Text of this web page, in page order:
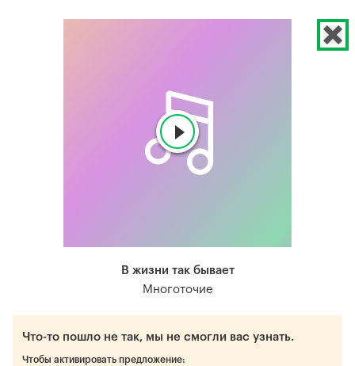
В жизни так бывает
Многоточие
Что-то пошло не так, мы не смогли вас узнать.
Чтобы активировать предложение: